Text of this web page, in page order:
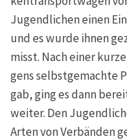
Jugend­li­chen einen
und es wur­de ihnen
misst. Nach einer
gens selbst­ge­mach­te
gab, ging es dann
wei­ter. Den
Arten von Ver­bän­den